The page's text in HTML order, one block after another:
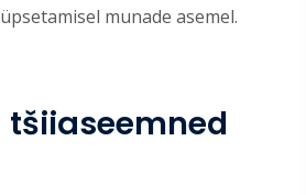
munade asemel.